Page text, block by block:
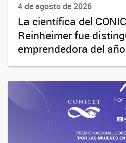
4 de agosto de 2026
La científica del
Reinheimer fue
emprendedora del